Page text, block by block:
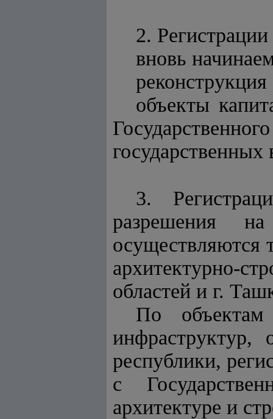
2.
вновь
объекты
3.
разрешения
осуществляются
архитектурно-
областей и г.
По объектам
инфраструктур,
республики,
с
архитектуре и